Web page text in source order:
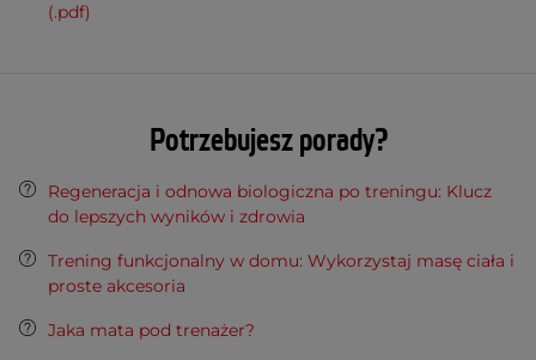
(.pdf)
Potrzebujesz porady?
Regeneracja i odnowa biologiczna po treningu: Klucz
do lepszych wyników i zdrowia
Trening funkcjonalny w domu: Wykorzystaj masę ciała i
proste akcesoria
Jaka mata pod trenażer?